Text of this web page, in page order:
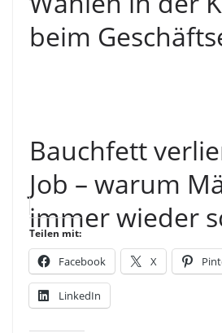
beim
Bauchfett
Job – warum
immer wieder
Teilen mit:
Facebook X
LinkedIn